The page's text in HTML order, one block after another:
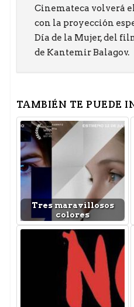
Cinemateca volverá
con la proyección
Día de la Mujer, del
de Kantemir Balagov.
TAMBIÉN TE PUEDE
Tres maravillosos
colores